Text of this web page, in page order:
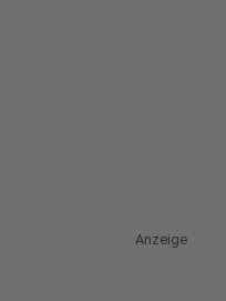
Anzeige